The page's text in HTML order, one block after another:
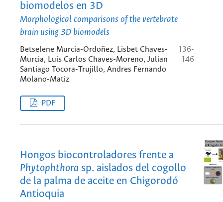
biomodelos en 3D
Morphological comparisons of the vertebrate
brain using 3D biomodels
Betselene Murcia-Ordoñez, Lisbet Chaves-
Murcia, Luis Carlos Chaves-Moreno, Julian
Santiago Tocora-Trujillo, Andres Fernando
Molano-Matiz
136-
146
PDF
Hongos biocontroladores frente a
Phytophthora sp. aislados del cogollo
de la palma de aceite en Chigorodó
Antioquia